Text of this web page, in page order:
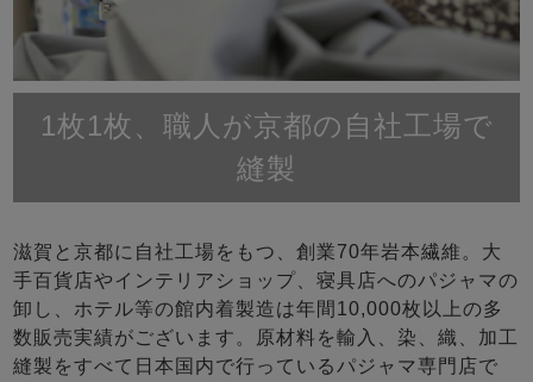
1枚1枚、職人が京都の自社工場で
縫製
滋賀と京都に自社工場をもつ、創業70年岩本繊維。大
手百貨店やインテリアショップ、寝具店へのパジャマの
卸し、ホテル等の館内着製造は年間10,000枚以上の多
数販売実績がございます。原材料を輸入、染、織、加工
縫製をすべて日本国内で行っているパジャマ専門店で